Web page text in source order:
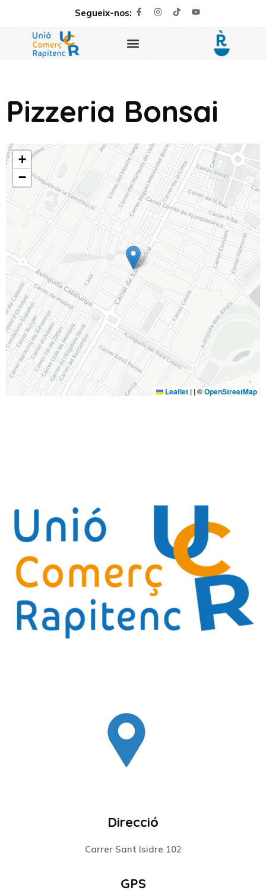
Segueix-nos:
Pizzeria Bonsai
+
−
Leaflet | | ©OpenStreetMap
Direcció
Carrer Sant Isidre 102
GPS